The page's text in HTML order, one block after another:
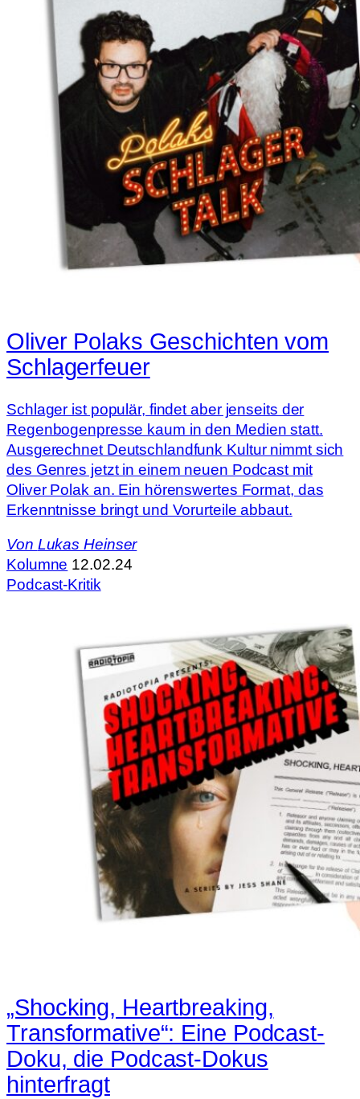
Oliver Polaks Geschichten vom
Schlagerfeuer
Schlager ist populär, findet aber jenseits der
Regenbogenpresse kaum in den Medien statt.
Ausgerechnet Deutschlandfunk Kultur nimmt sich
des Genres jetzt in einem neuen Podcast mit
Oliver Polak an. Ein hörenswertes Format, das
Erkenntnisse bringt und Vorurteile abbaut.
Von Lukas Heinser
Kolumne 12.02.24
Podcast-Kritik
„Shocking, Heartbreaking,
Transformative“: Eine Podcast-
Doku, die Podcast-Dokus
hinterfragt